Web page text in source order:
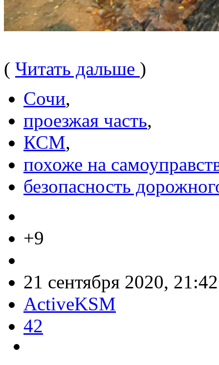
( Читать дальше )
Сочи,
проезжая часть,
КСМ,
похоже на
безопасность
+9
21 сентября 2020, 21:42
ActiveKSM
42